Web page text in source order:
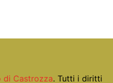
di Castrozza. Tutti i diritti